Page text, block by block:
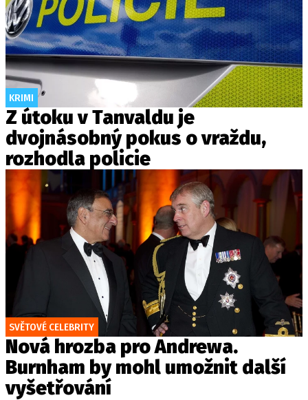
KRIMI
Z útoku v Tanvaldu je
dvojnásobný pokus o vraždu,
rozhodla policie
SVĚTOVÉ CELEBRITY
Nová hrozba pro Andrewa.
Burnham by mohl umožnit další
vyšetřování